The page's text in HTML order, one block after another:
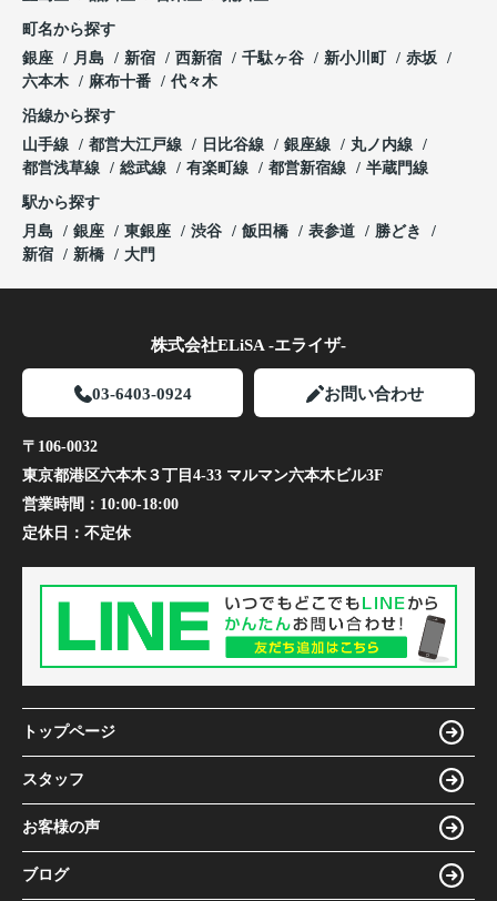
町名から探す
銀座
月島 新宿 西新宿 千駄ヶ谷 新小川町
赤坂
六本木
麻布十番 代々木
沿線から探す
山手線
都営大江戸線 日比谷線 銀座線
丸ノ内線
都営浅草線
総武線 有楽町線 都営新宿線 半蔵門線
駅から探す
月島
銀座 東銀座 渋谷 飯田橋 表参道
勝どき
新宿
新橋 大門
株式会社ELiSA -エライザ-
03-6403-0924 お問い合わせ
〒106-0032
東京都港区六本木３丁目4-33 マルマン六本木ビル3F
営業時間： 10:00-18:00
定休日： 不定休
トップページ
スタッフ
お客様の声
ブログ